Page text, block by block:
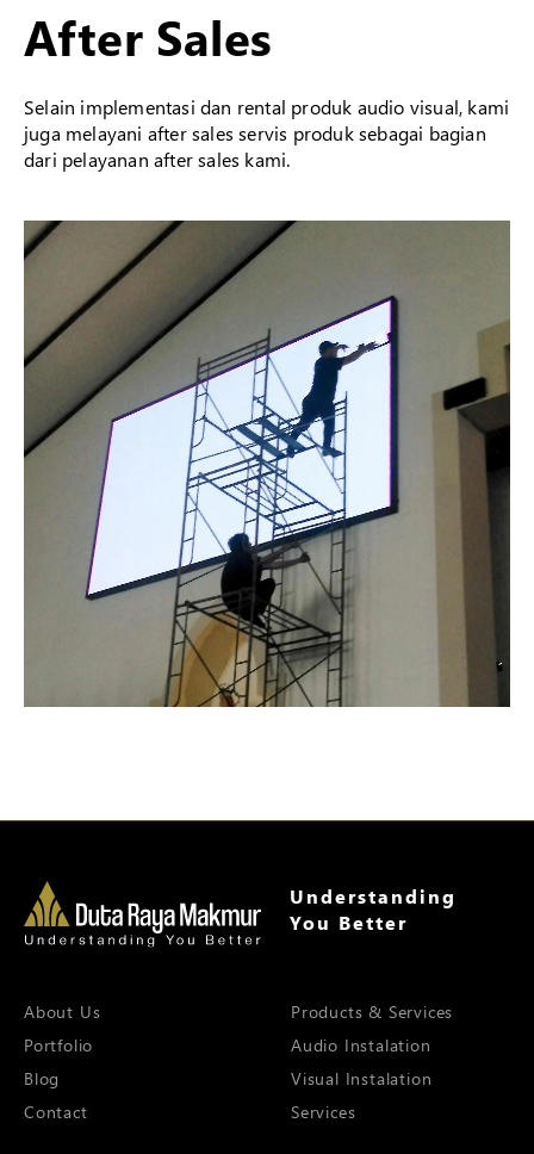
After Sales
Selain implementasi dan rental produk audio visual, kami
juga melayani after sales servis produk sebagai bagian
dari pelayanan after sales kami.
Understanding
You Better
About Us
Portfolio
Blog
Contact
Products & Services
Audio Instalation
Visual Instalation
Services